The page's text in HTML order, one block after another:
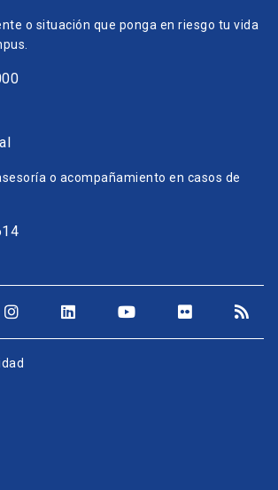
o situación que ponga en riesgo tu vida
o acompañamiento en casos de